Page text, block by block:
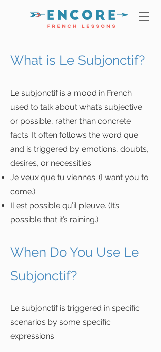
What is Le Subjonctif?
Le subjonctif is a mood in French
used to talk about what’s subjective
or possible, rather than concrete
facts. It often follows the word que
and is triggered by emotions, doubts,
desires, or necessities.​
Je veux que tu viennes. (I want you to
come.)
Il est possible qu’il pleuve. (It’s
possible that it’s raining.)​​
When Do You Use Le
Subjonctif?
Le subjonctif is triggered in specific
scenarios by some specific
expressions: